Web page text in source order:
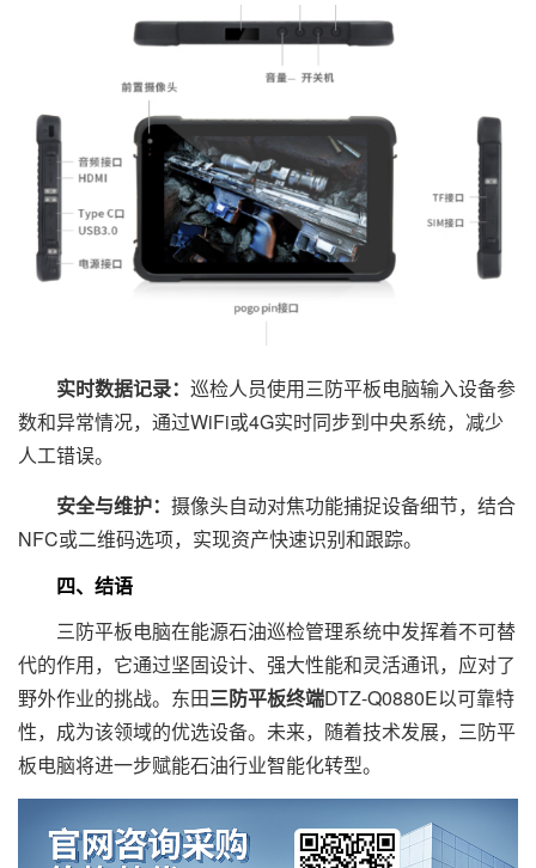
实时数据记录： 巡检人员使用三防平板电脑输入设备参
数和异常情况，通过WiFi或4G实时同步到中央系统，减少
人工错误。
安全与维护： 摄像头自动对焦功能捕捉设备细节，结合
NFC或二维码选项，实现资产快速识别和跟踪。
四、结语
三防平板电脑在能源石油巡检管理系统中发挥着不可替
代的作用，它通过坚固设计、强大性能和灵活通讯，应对了
野外作业的挑战。东田三防平板终端DTZ-Q0880E以可靠特
性，成为该领域的优选设备。未来，随着技术发展，三防平
板电脑将进一步赋能石油行业智能化转型。